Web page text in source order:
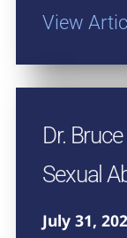
View
Dr.
Sexual
July 31,